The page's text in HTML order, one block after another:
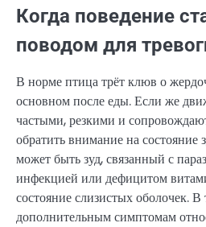
Когда поведение
поводом для
В норме птица трёт клюв о
основном после еды. Если же
частыми, резкими и
обратить внимание на состояние
может быть зуд, связанный с
инфекцией или дефицитом
состояние слизистых оболочек. В
дополнительным симптомам